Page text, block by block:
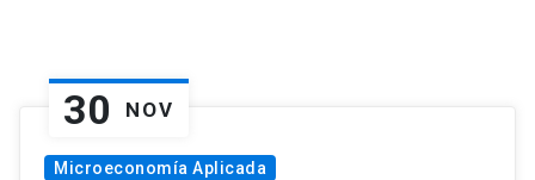
30 NOV
Microeconomía Aplicada